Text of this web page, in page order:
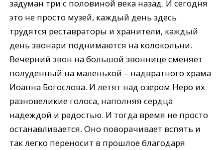
задуман три с половиной века назад. И сегодня
это не просто музей, каждый день здесь
трудятся реставраторы и хранители, каждый
день звонари поднимаются на колокольни.
Вечерний звон на большой звоннице сменяет
полуденный на маленькой – надвратного храма
Иоанна Богослова. И летят над озером Неро их
разновеликие голоса, наполняя сердца
надеждой и радостью. И тогда время не просто
останавливается. Оно поворачивает вспять и
так легко переносит в прошлое благодаря